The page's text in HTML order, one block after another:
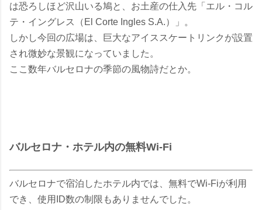
は恐ろしほど沢山いる鳩と、お土産の仕入先「エル・コル
テ・イングレス（El Corte Ingles S.A.）」。
しかし今回の広場は、巨大なアイススケートリンクが設置
され微妙な景観になっていました。
ここ数年バルセロナの季節の風物詩だとか。
バルセロナ・ホテル内の無料Wi-Fi
バルセロナで宿泊したホテル内では、無料でWi-Fiが利用
でき、使用ID数の制限もありませんでした。